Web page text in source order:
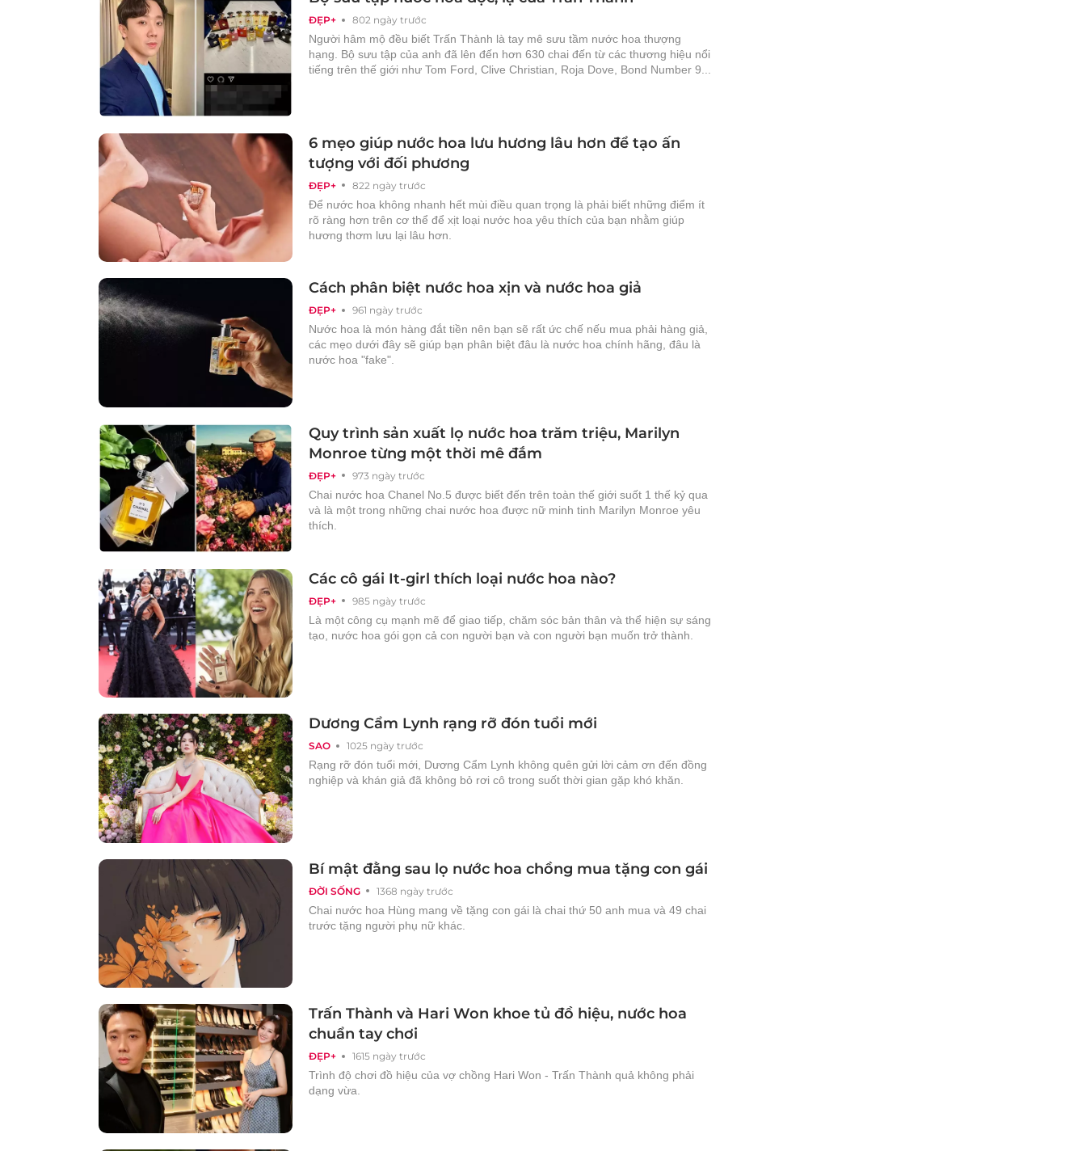
ĐẸP+ 802 ngày trước
Người hâm mộ đều biết Trấn Thành là tay mê sưu tầm nước hoa thượng
hạng. Bộ sưu tập của anh đã lên đến hơn 630 chai đến từ các thương hiệu nổi
tiếng trên thế giới như Tom Ford, Clive Christian, Roja Dove, Bond Number 9...
ĐẸP+ 822 ngày trước
6 mẹo giúp nước hoa lưu hương lâu hơn để tạo ấn
tượng với đối phương
Để nước hoa không nhanh hết mùi điều quan trọng là phải biết những điểm ít
rõ ràng hơn trên cơ thể để xịt loại nước hoa yêu thích của bạn nhằm giúp
hương thơm lưu lại lâu hơn.
ĐẸP+ 961 ngày trước
Cách phân biệt nước hoa xịn và nước hoa giả
Nước hoa là món hàng đắt tiền nên bạn sẽ rất ức chế nếu mua phải hàng giả,
các mẹo dưới đây sẽ giúp bạn phân biệt đâu là nước hoa chính hãng, đâu là
nước hoa "fake".
ĐẸP+ 973 ngày trước
Quy trình sản xuất lọ nước hoa trăm triệu, Marilyn
Monroe từng một thời mê đắm
Chai nước hoa Chanel No.5 được biết đến trên toàn thế giới suốt 1 thế kỷ qua
và là một trong những chai nước hoa được nữ minh tinh Marilyn Monroe yêu
thích.
ĐẸP+ 985 ngày trước
Các cô gái It-girl thích loại nước hoa nào?
Là một công cụ mạnh mẽ để giao tiếp, chăm sóc bản thân và thể hiện sự sáng
tạo, nước hoa gói gọn cả con người bạn và con người bạn muốn trở thành.
SAO 1025 ngày trước
Dương Cẩm Lynh rạng rỡ đón tuổi mới
Rạng rỡ đón tuổi mới, Dương Cẩm Lynh không quên gửi lời cảm ơn đến đồng
nghiệp và khán giả đã không bỏ rơi cô trong suốt thời gian gặp khó khăn.
ĐỜI SỐNG 1368 ngày trước
Bí mật đằng sau lọ nước hoa chồng mua tặng con gái
Chai nước hoa Hùng mang về tặng con gái là chai thứ 50 anh mua và 49 chai
trước tặng người phụ nữ khác.
ĐẸP+ 1615 ngày trước
Trấn Thành và Hari Won khoe tủ đồ hiệu, nước hoa
chuẩn tay chơi
Trình độ chơi đồ hiệu của vợ chồng Hari Won - Trấn Thành quả không phải
dạng vừa.